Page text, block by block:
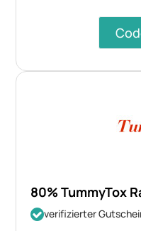
80% TummyTox
verifizierter